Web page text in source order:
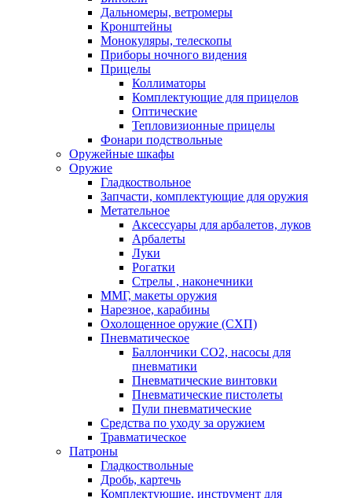
Дальномеры, ветромеры
Кронштейны
Монокуляры, телескопы
Приборы ночного видения
Прицелы
Коллиматоры
Комплектующие для прицелов
Оптические
Тепловизионные прицелы
Фонари подствольные
Оружейные шкафы
Оружие
Гладкоствольное
Запчасти, комплектующие для оружия
Метательное
Аксессуары для арбалетов, луков
Арбалеты
Луки
Рогатки
Стрелы , наконечники
ММГ, макеты оружия
Нарезное, карабины
Охолощенное оружие (СХП)
Пневматическое
Баллончики СО2, насосы для
пневматики
Пневматические винтовки
Пневматические пистолеты
Пули пневматические
Средства по уходу за оружием
Травматическое
Патроны
Гладкоствольные
Дробь, картечь
Комплектующие, инструмент для